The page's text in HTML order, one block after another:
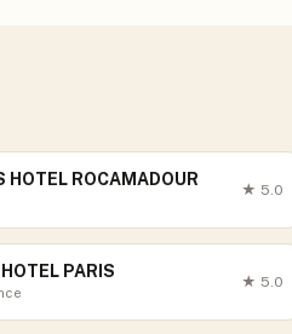
HOTEL ROCAMADOUR
★ 5.0
PARIS
★ 5.0